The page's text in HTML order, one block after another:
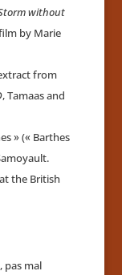
without
by Marie
from
, Tamaas and
» (« Barthes
the British
pas mal